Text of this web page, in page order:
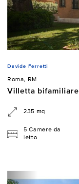
Davide Ferretti
Roma, RM
Villetta bifamiliare
235 mq
5 Camere da
letto